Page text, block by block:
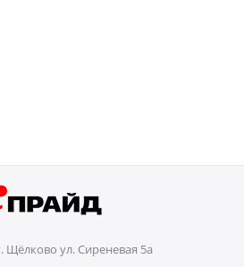
Щёлково ул. Сиреневая 5а